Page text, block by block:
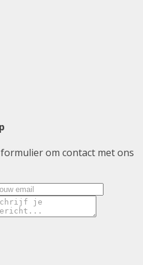
om contact met ons